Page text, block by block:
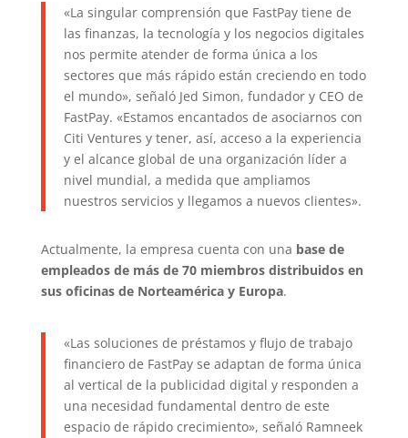
«La singular comprensión que FastPay tiene de
las finanzas, la tecnología y los negocios digitales
nos permite atender de forma única a los
sectores que más rápido están creciendo en todo
el mundo», señaló Jed Simon, fundador y CEO de
FastPay. «Estamos encantados de asociarnos con
Citi Ventures y tener, así, acceso a la experiencia
y el alcance global de una organización líder a
nivel mundial, a medida que ampliamos
nuestros servicios y llegamos a nuevos clientes».
Actualmente, la empresa cuenta con una base de
empleados de más de 70 miembros distribuidos en
sus oficinas de Norteamérica y Europa.
«Las soluciones de préstamos y flujo de trabajo
financiero de FastPay se adaptan de forma única
al vertical de la publicidad digital y responden a
una necesidad fundamental dentro de este
espacio de rápido crecimiento», señaló Ramneek